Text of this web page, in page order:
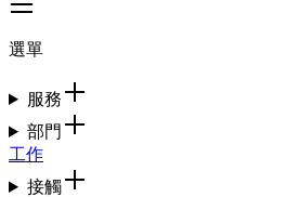
選單
服務
部門
工作
接觸